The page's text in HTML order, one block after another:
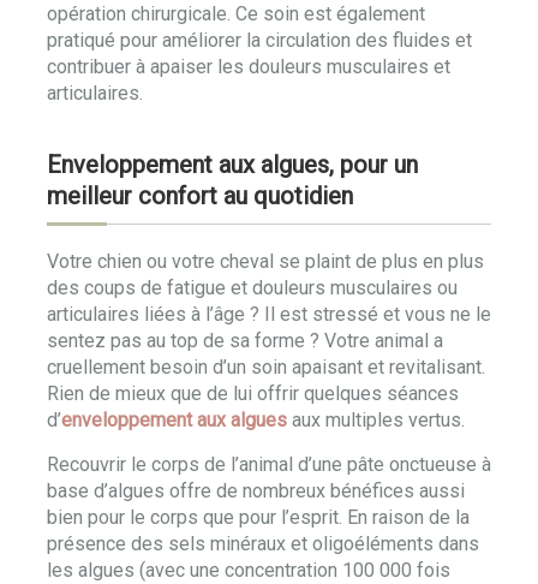
opération chirurgicale. Ce soin est également
pratiqué pour améliorer la circulation des fluides et
contribuer à apaiser les douleurs musculaires et
articulaires.
Enveloppement aux algues, pour un
meilleur confort au quotidien
Votre chien ou votre cheval se plaint de plus en plus
des coups de fatigue et douleurs musculaires ou
articulaires liées à l’âge ? Il est stressé et vous ne le
sentez pas au top de sa forme ? Votre animal a
cruellement besoin d’un soin apaisant et revitalisant.
Rien de mieux que de lui offrir quelques séances
d’enveloppement aux algues aux multiples vertus.
Recouvrir le corps de l’animal d’une pâte onctueuse à
base d’algues offre de nombreux bénéfices aussi
bien pour le corps que pour l’esprit. En raison de la
présence des sels minéraux et oligoéléments dans
les algues (avec une concentration 100 000 fois